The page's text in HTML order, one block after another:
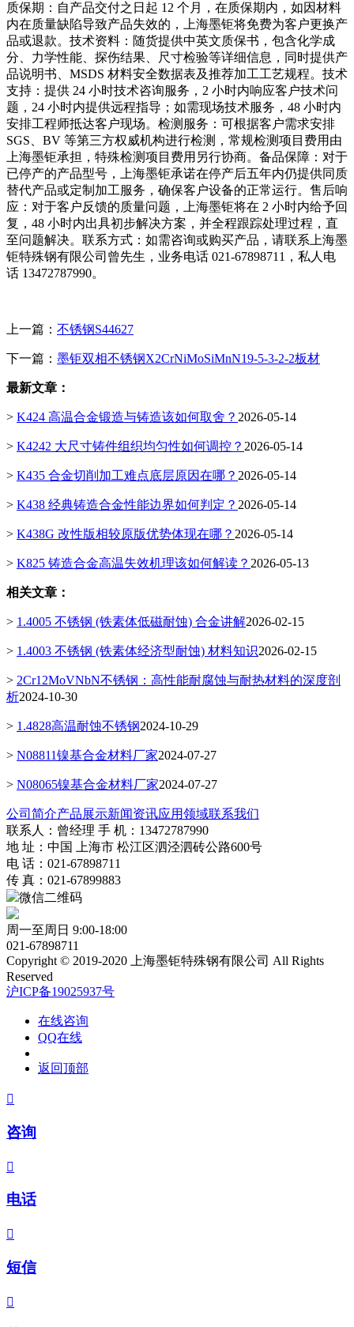
质保期：自产品交付之日起 12 个月，在质保期内，如因材料
内在质量缺陷导致产品失效的，上海墨钜将免费为客户更换产
品或退款。技术资料：随货提供中英文质保书，包含化学成
分、力学性能、探伤结果、尺寸检验等详细信息，同时提供产
品说明书、MSDS 材料安全数据表及推荐加工工艺规程。技术
支持：提供 24 小时技术咨询服务，2 小时内响应客户技术问
题，24 小时内提供远程指导；如需现场技术服务，48 小时内
安排工程师抵达客户现场。检测服务：可根据客户需求安排
SGS、BV 等第三方权威机构进行检测，常规检测项目费用由
上海墨钜承担，特殊检测项目费用另行协商。备品保障：对于
已停产的产品型号，上海墨钜承诺在停产后五年内仍提供同质
替代产品或定制加工服务，确保客户设备的正常运行。售后响
应：对于客户反馈的质量问题，上海墨钜将在 2 小时内给予回
复，48 小时内出具初步解决方案，并全程跟踪处理过程，直
至问题解决。联系方式：如需咨询或购买产品，请联系上海墨
钜特殊钢有限公司曾先生，业务电话 021-67898711，私人电
话 13472787990。
上一篇： 不锈钢S44627
下一篇： 墨钜双相不锈钢X2CrNiMoSiMnN19-5-3-2-2板材
最新文章：
> K424 高温合金锻造与铸造该如何取舍？ 2026-05-14
> K4242 大尺寸铸件组织均匀性如何调控？ 2026-05-14
> K435 合金切削加工难点底层原因在哪？ 2026-05-14
> K438 经典铸造合金性能边界如何判定？ 2026-05-14
> K438G 改性版相较原版优势体现在哪？ 2026-05-14
> K825 铸造合金高温失效机理该如何解读？ 2026-05-13
相关文章：
> 1.4005 不锈钢 (铁素体低磁耐蚀) 合金讲解2026-02-15
> 1.4003 不锈钢 (铁素体经济型耐蚀) 材料知识2026-02-15
> 2Cr12MoVNbN不锈钢：高性能耐腐蚀与耐热材料的深度剖
析2024-10-30
> 1.4828高温耐蚀不锈钢2024-10-29
> N08811镍基合金材料厂家2024-07-27
> N08065镍基合金材料厂家2024-07-27
公司简介产品展示新闻资讯应用领域联系我们
联系人：曾经理 手 机：13472787990
地 址：中国 上海市 松江区泗泾泗砖公路600号
电 话：021-67898711
传 真：021-67899883
微信二维码
周一至周日 9:00-18:00
021-67898711
Copyright © 2019-2020 上海墨钜特殊钢有限公司 All Rights
Reserved
沪ICP备19025937号
在线咨询
QQ在线
返回顶部

咨询

电话

短信
